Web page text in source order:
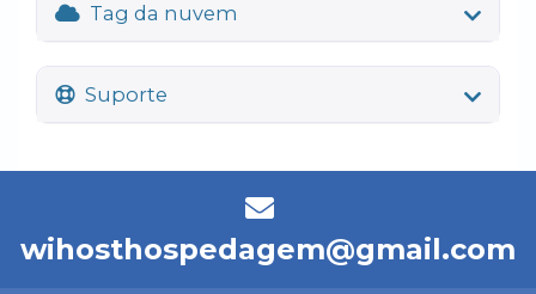
Tag da nuvem
Suporte
wihosthospedagem@gmail.com